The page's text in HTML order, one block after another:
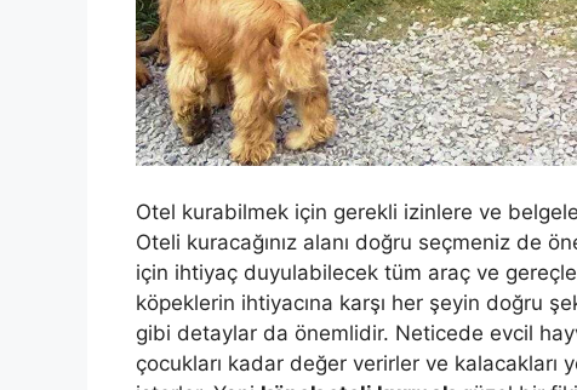
Otel kurabilmek için gerekli izinlere ve
Oteli kuracağınız alanı doğru seçmeniz de
için ihtiyaç duyulabilecek tüm araç ve
köpeklerin ihtiyacına karşı her şeyin doğru
gibi detaylar da önemlidir. Neticede evcil
çocukları kadar değer verirler ve kalacakları